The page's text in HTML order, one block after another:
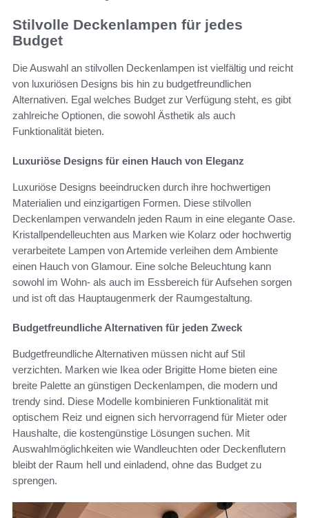
Stilvolle Deckenlampen für jedes
Budget
Die Auswahl an stilvollen Deckenlampen ist vielfältig und reicht
von luxuriösen Designs bis hin zu budgetfreundlichen
Alternativen. Egal welches Budget zur Verfügung steht, es gibt
zahlreiche Optionen, die sowohl Ästhetik als auch
Funktionalität bieten.
Luxuriöse Designs für einen Hauch von Eleganz
Luxuriöse Designs beeindrucken durch ihre hochwertigen
Materialien und einzigartigen Formen. Diese stilvollen
Deckenlampen verwandeln jeden Raum in eine elegante Oase.
Kristallpendelleuchten aus Marken wie Kolarz oder hochwertig
verarbeitete Lampen von Artemide verleihen dem Ambiente
einen Hauch von Glamour. Eine solche Beleuchtung kann
sowohl im Wohn- als auch im Essbereich für Aufsehen sorgen
und ist oft das Hauptaugenmerk der Raumgestaltung.
Budgetfreundliche Alternativen für jeden Zweck
Budgetfreundliche Alternativen müssen nicht auf Stil
verzichten. Marken wie Ikea oder Brigitte Home bieten eine
breite Palette an günstigen Deckenlampen, die modern und
trendy sind. Diese Modelle kombinieren Funktionalität mit
optischem Reiz und eignen sich hervorragend für Mieter oder
Haushalte, die kostengünstige Lösungen suchen. Mit
Auswahlmöglichkeiten wie Wandleuchten oder Deckenflutern
bleibt der Raum hell und einladend, ohne das Budget zu
sprengen.